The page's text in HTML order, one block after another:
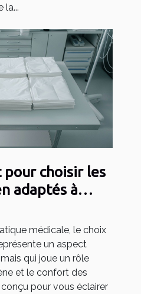
la...
pour choisir les
adaptés à
médicale, le choix
un aspect
qui joue un rôle
et le confort des
pour vous éclairer